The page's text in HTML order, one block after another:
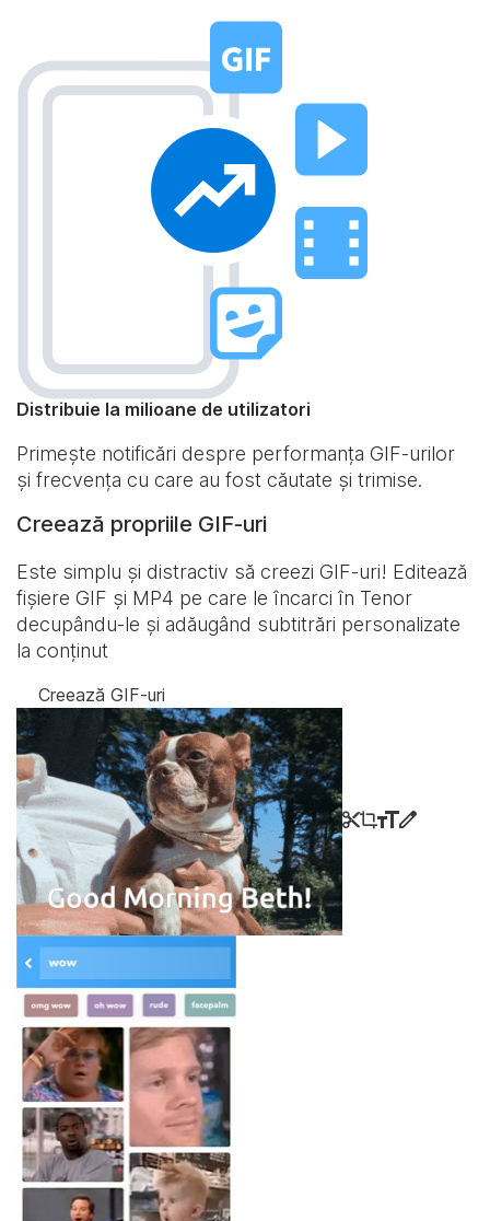
Distribuie la milioane de utilizatori
Primește notificări despre performanța GIF-urilor
și frecvența cu care au fost căutate și trimise.
Creează propriile GIF-uri
Este simplu și distractiv să creezi GIF-uri! Editează
fișiere GIF și MP4 pe care le încarci în Tenor
decupându-le și adăugând subtitrări personalizate
la conținut
Creează GIF-uri